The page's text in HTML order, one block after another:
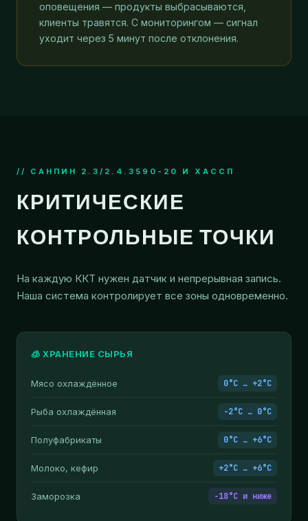
оповещения — продукты выбрасываются,
клиенты травятся. С мониторингом — сигнал
уходит через 5 минут после отклонения.
// САНПИН 2.3/2.4.3590-20 И ХАССП
КРИТИЧЕСКИЕ
КОНТРОЛЬНЫЕ ТОЧКИ
На каждую ККТ нужен датчик и непрерывная запись.
Наша система контролирует все зоны одновременно.
🧊 ХРАНЕНИЕ СЫРЬЯ
Мясо охлаждённое 0°C … +2°C
Рыба охлаждённая −2°C … 0°C
Полуфабрикаты 0°C … +6°C
Молоко, кефир +2°C … +6°C
Заморозка −18°C и ниже